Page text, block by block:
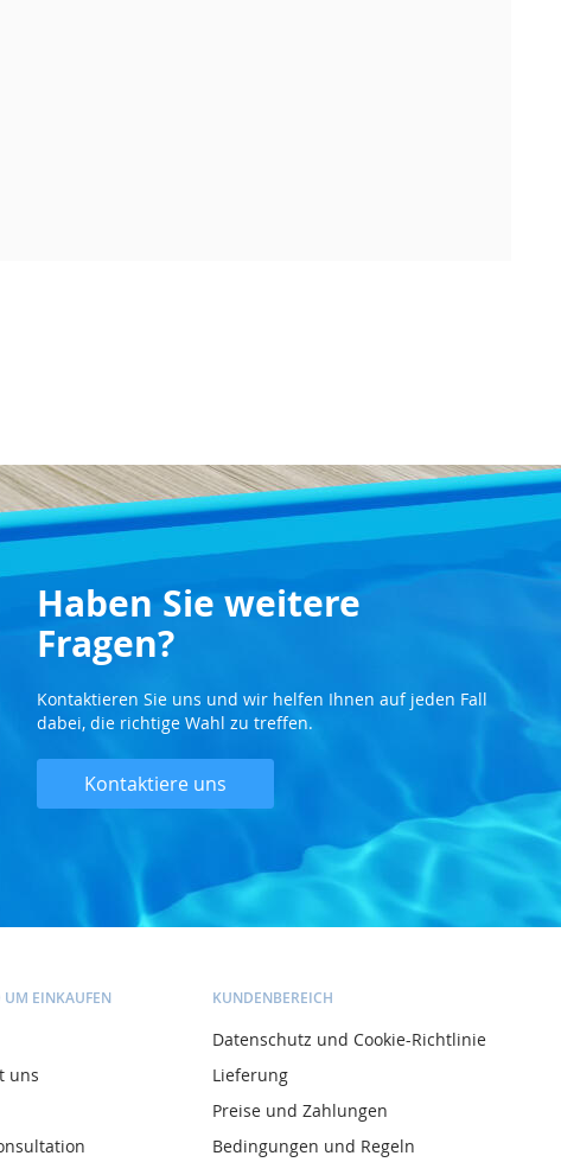
Haben Sie weitere
Fragen?
Kontaktieren Sie uns und wir helfen Ihnen auf jeden Fall
dabei, die richtige Wahl zu treffen.
Kontaktiere uns
UM EINKAUFEN
uns
KUNDENBEREICH
Datenschutz und Cookie-Richtlinie
Lieferung
Preise und Zahlungen
Bedingungen und Regeln